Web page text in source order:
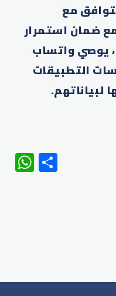
مع
ضمان استمرار
يوصي واتساب
التطبيقات
لبياناتهم.
WhatsApp